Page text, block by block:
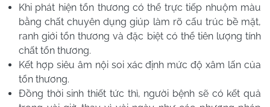
Khi phát hiện tổn thương có thể trực tiếp nhuộm màu
bằng chất chuyên dụng giúp làm rõ cấu trúc bề mặt,
ranh giới tổn thương và đặc biệt có thể tiên lượng tính
chất tổn thương.
Kết hợp siêu âm nội soi xác định mức độ xâm lấn của
tổn thương.
Đồng thời sinh thiết tức thì, người bệnh sẽ có kết quả